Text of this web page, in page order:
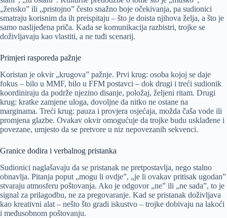
„žensko” ili „pristojno” često snažno boje očekivanja, pa sudionici
smatraju korisnim da ih preispitaju – što je doista njihova želja, a što je
samo naslijeđena priča. Kada se komunikacija razbistri, trojke se
doživljavaju kao vlastiti, a ne tuđi scenarij.
Primjeri rasporeda pažnje
Koristan je okvir „krugova” pažnje. Prvi krug: osoba kojoj se daje
fokus – bilo u MMF, bilo u FFM postavci – dok drugi i treći sudionik
koordiniraju da podrže njezino disanje, položaj, željeni ritam. Drugi
krug: kratke zamjene uloga, dovoljne da nitko ne ostane na
marginama. Treći krug: pauza i provjera osjećaja, možda čaša vode ili
promjena glazbe. Ovakav okvir omogućuje da trojke budu usklađene i
povezane, umjesto da se pretvore u niz nepovezanih sekvenci.
Granice dodira i verbalnog pristanka
Sudionici naglašavaju da se pristanak ne pretpostavlja, nego stalno
obnavlja. Pitanja poput „mogu li ovdje”, „je li ovakav pritisak ugodan”
stvaraju atmosferu poštovanja. Ako je odgovor „ne” ili „ne sada”, to je
signal za prilagodbu, ne za pregovaranje. Kad se pristanak doživljava
kao kreativni alat – nešto što gradi iskustvo – trojke dobivaju na lakoći
i međusobnom poštovanju.